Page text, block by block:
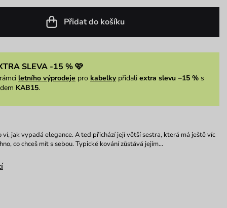
Přidat do košíku
SLEVA -15 % 🩷
letního výprodeje pro kabelkypřidali extra slevu −15 %s
KAB15.
ví, jak vypadá elegance. A teď přichází její větší sestra, která má ještě víc
co chceš mít s sebou. Typické kování zůstává jejím…